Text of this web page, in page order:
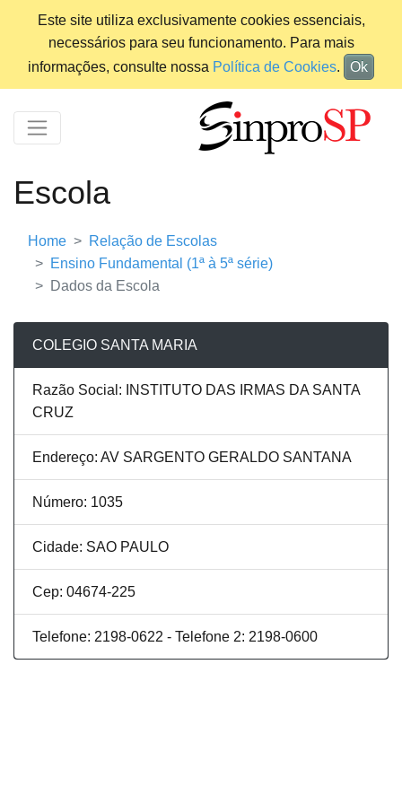
Este site utiliza exclusivamente cookies essenciais,
necessários para seu funcionamento. Para mais
informações, consulte nossa Política de Cookies. Ok
Escola
Home
Relação de Escolas
Ensino Fundamental (1ª à 5ª série)
Dados da Escola
COLEGIO SANTA MARIA
Razão Social: INSTITUTO DAS IRMAS DA SANTA
CRUZ
Endereço: AV SARGENTO GERALDO SANTANA
Número: 1035
Cidade: SAO PAULO
Cep: 04674-225
Telefone: 2198-0622 - Telefone 2: 2198-0600